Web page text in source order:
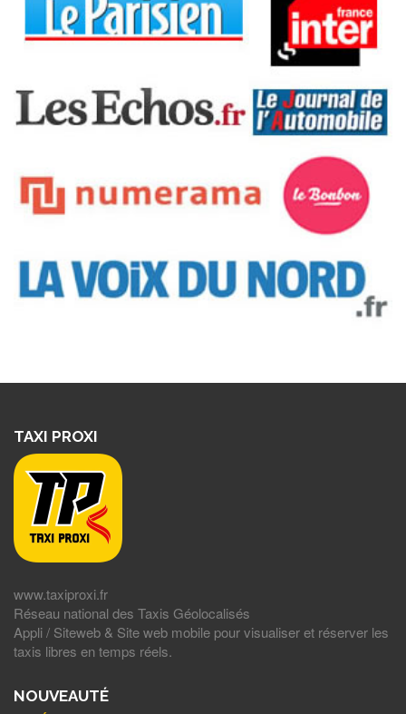
TAXI PROXI
www.taxiproxi.fr
Réseau national des Taxis Géolocalisés
Appli / Siteweb & Site web mobile pour visualiser et réserver les
taxis libres en temps réels.
NOUVEAUTÉ